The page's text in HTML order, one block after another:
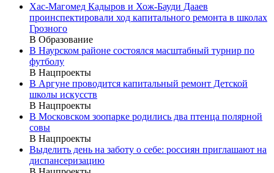
Хас-Магомед Кадыров и Хож-Бауди Дааев
проинспектировали ход капитального ремонта в школах
Грозного
В Образование
В Наурском районе состоялся масштабный турнир по
футболу
В Нацпроекты
В Аргуне проводится капитальный ремонт Детской
школы искусств
В Нацпроекты
В Московском зоопарке родились два птенца полярной
совы
В Нацпроекты
Выделить день на заботу о себе: россиян приглашают на
диспансеризацию